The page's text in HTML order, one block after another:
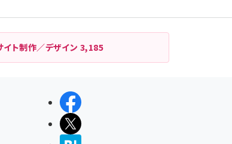
イト制作／デザイン 3,185
シェアする
ポストする